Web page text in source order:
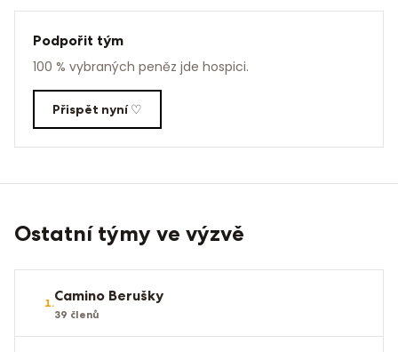
Podpořit tým
100 % vybraných peněz jde hospici.
Přispět nyní ♡
Ostatní týmy ve výzvě
1.Camino Berušky
39 členů